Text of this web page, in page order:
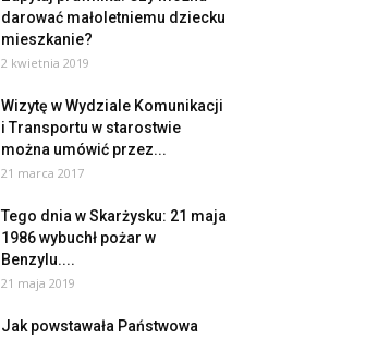
darować małoletniemu dziecku
mieszkanie?
2 kwietnia 2019
Wizytę w Wydziale Komunikacji
i Transportu w starostwie
można umówić przez...
21 marca 2017
Tego dnia w Skarżysku: 21 maja
1986 wybuchł pożar w
Benzylu....
21 maja 2019
Jak powstawała Państwowa